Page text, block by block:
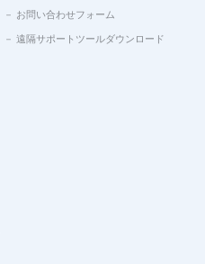
－ お問い合わせフォーム
－ 遠隔サポートツールダウンロード